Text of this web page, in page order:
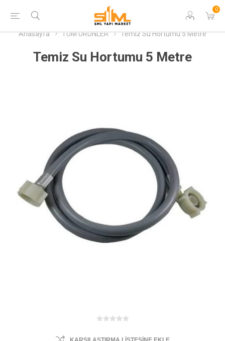
0
Anasayfa TÜM ÜRÜNLER Temiz Su Hortumu 5 Metre
Temiz Su Hortumu 5 Metre